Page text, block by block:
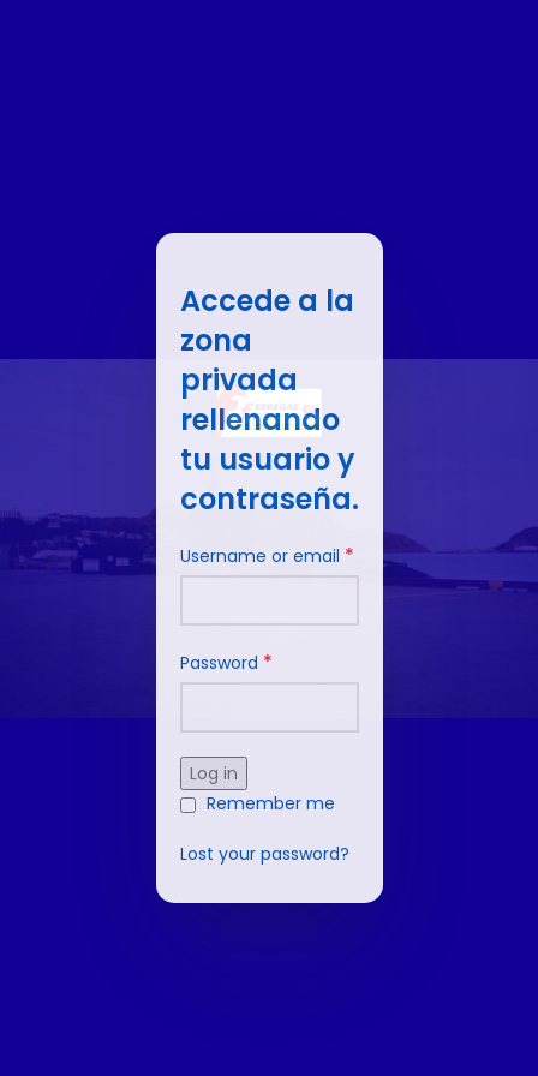
Accede a la
zona
privada
rellenando
tu usuario y
contraseña.
Username or email *
Password *
Log in
Remember me
Lost your password?